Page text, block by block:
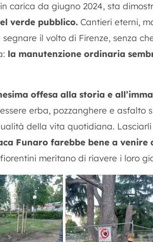
carica da giugno 2024, sta
verde pubblico. Cantieri eterni,
il volto di Firenze, senza
la manutenzione ordinaria
offesa alla storia e
erba, pozzanghere e asfalto
della vita quotidiana.
Funaro farebbe bene a venire
meritano di riavere i loro